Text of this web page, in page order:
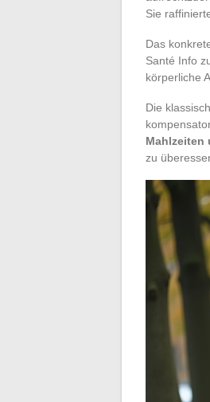
Sie
Das
Santé Info
körperliche
Die
Mahlzeiten
zu